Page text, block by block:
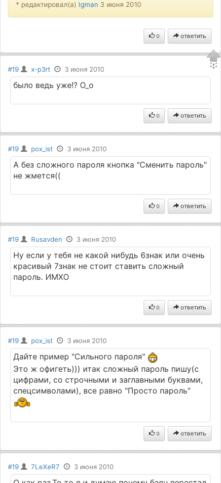
* редактировал(а) Igman 3 июня 2010
0 ответить
#19 x-p3rt 3 июня 2010
было ведь уже!? О_о
0 ответить
#19 pox_ist 3 июня 2010
А без сложного пароля кнопка "Сменить пароль"
не жмется((
0 ответить
#19 Rusavden 3 июня 2010
Ну если у тебя не какой нибудь 6знак или очень
красивый 7знак не стоит ставить сложный
пароль. ИМХО
0 ответить
#19 pox_ist 3 июня 2010
Дайте пример "Сильного пароля"
Это ж офигеть))) итак сложный пароль пишу(с
цифрами, со строчными и заглавными буквами,
спецсимволами), все равно "Просто пароль"
0 ответить
#19 7LeXeR7 3 июня 2010